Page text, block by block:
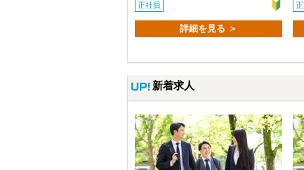
正社員
詳細を見る ＞
新着求人